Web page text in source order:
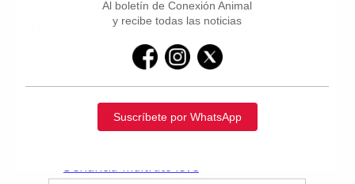
Internacionales
Nutrición
OREJITAS FELICES
Denuncia-Maltrato leve